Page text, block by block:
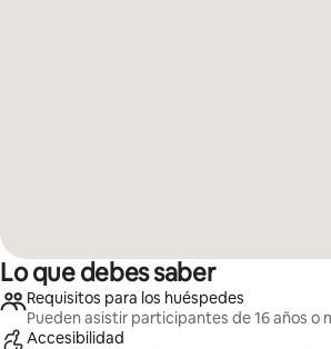
Lo que debes saber
Requisitos para los huéspedes
Pueden asistir participantes de 16 años o
Accesibilidad